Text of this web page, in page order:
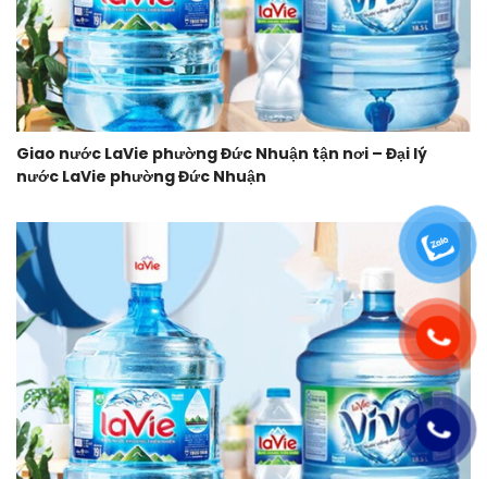
Giao nước LaVie phường Đức Nhuận tận nơi – Đại lý
nước LaVie phường Đức Nhuận